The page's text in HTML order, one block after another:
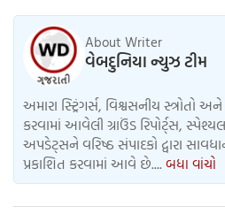
About Writer
વેબદુનિયા ન્યુઝ ટીમ
અમારા સ્ટ્રિંગર્સ, વિશ્વસનીય સ્ત્રોતો
કરવામાં આવેલી ગ્રાઉંડ રિપોર્ટ્સ,
અપડેટ્સને વરિષ્ઠ સંપાદકો દ્વારા
પ્રકાશિત કરવામાં આવે છે.... બધા વાંચો